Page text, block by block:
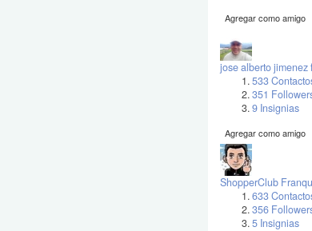
Agregar como amigo
jose alberto jimenez
533
351
9 Insignias
Agregar como amigo
ShopperClub
633
356
5 Insignias